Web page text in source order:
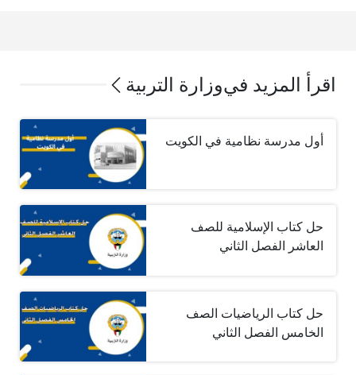
اقرأ المزيد فيوزارة التربية
أول مدرسة نظامية في الكويت
حل كتاب الإسلامية للصف
العاشر الفصل الثاني
حل كتاب الرياضيات الصف
الخامس الفصل الثاني